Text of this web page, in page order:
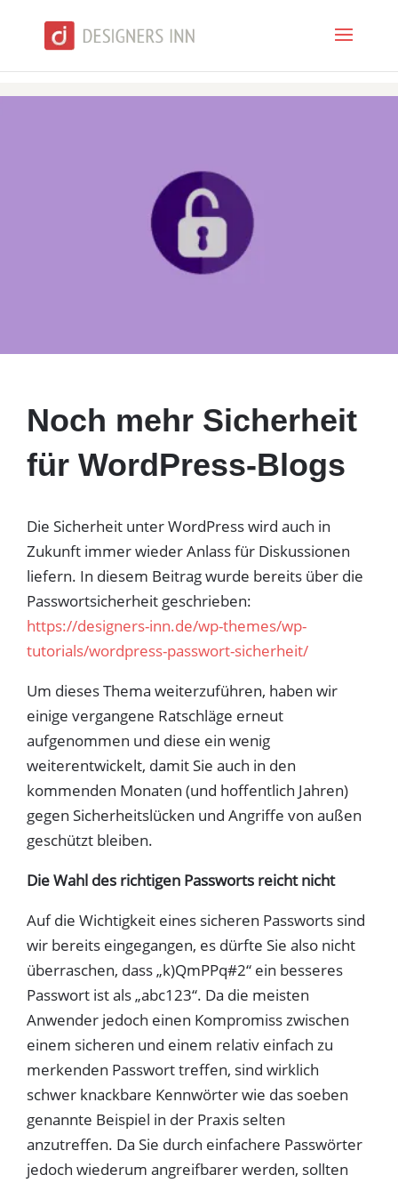
Noch mehr Sicherheit
für WordPress-Blogs
Die Sicherheit unter WordPress wird auch in
Zukunft immer wieder Anlass für Diskussionen
liefern. In diesem Beitrag wurde bereits über die
Passwortsicherheit geschrieben:
https://designers-inn.de/wp-themes/wp-
tutorials/wordpress-passwort-sicherheit/
Um dieses Thema weiterzuführen, haben wir
einige vergangene Ratschläge erneut
aufgenommen und diese ein wenig
weiterentwickelt, damit Sie auch in den
kommenden Monaten (und hoffentlich Jahren)
gegen Sicherheitslücken und Angriffe von außen
geschützt bleiben.
Die Wahl des richtigen Passworts reicht nicht
Auf die Wichtigkeit eines sicheren Passworts sind
wir bereits eingegangen, es dürfte Sie also nicht
überraschen, dass „k)QmPPq#2“ ein besseres
Passwort ist als „abc123“. Da die meisten
Anwender jedoch einen Kompromiss zwischen
einem sicheren und einem relativ einfach zu
merkenden Passwort treffen, sind wirklich
schwer knackbare Kennwörter wie das soeben
genannte Beispiel in der Praxis selten
anzutreffen. Da Sie durch einfachere Passwörter
jedoch wiederum angreifbarer werden, sollten